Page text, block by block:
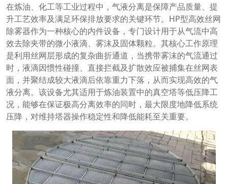
在炼油、化工等工业过程中，气液分离是保障产品质量、提
升工艺效率及满足环保排放要求的关键环节。HP型高效丝网
除雾器作为一种核心的内件设备，专门设计用于从气流中高
效去除夹带的微小液滴、雾沫及固体颗粒。其核心工作原理
是利用丝网层形成的复杂曲折通道，当携带雾沫的气流通过
时，液滴因惯性碰撞、直接拦截及扩散效应被捕集在丝网表
面，并聚结成较大液滴后依靠重力下落，从而实现高效的气
液分离。该设备尤其适用于炼油装置中的真空塔等低压降工
况，能够在保证极高分离效率的同时，最大限度地降低系统
压降，对维持塔器操作稳定性和降低能耗至关重要。